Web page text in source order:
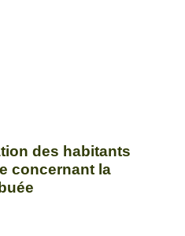
des habitants
concernant la